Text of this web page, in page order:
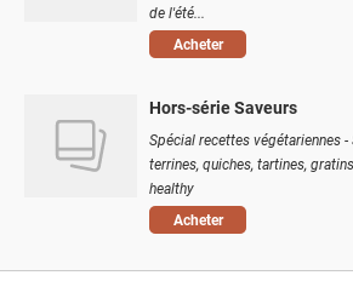
de l'été...
Acheter
Hors-série Saveurs
Spécial recettes végétariennes
terrines, quiches, tartines,
healthy
Acheter